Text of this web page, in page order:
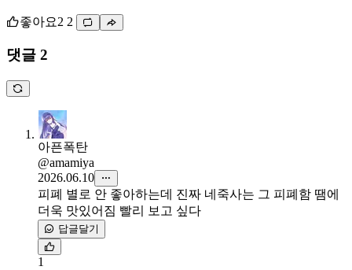
좋아요2 2
댓글 2
아픈폭탄
@amamiya
2026.06.10
피폐 별로 안 좋아하는데 진짜 네죽사는 그 피폐함 땜에
더욱 맛있어짐 빨리 보고 싶다
답글달기
1